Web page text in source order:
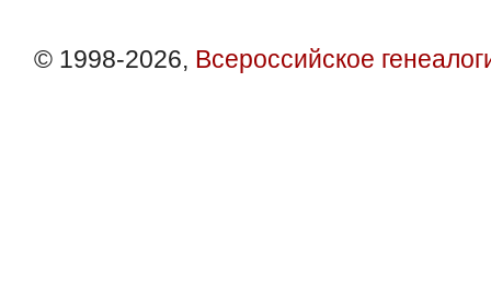
© 1998-2026, Всероссийское